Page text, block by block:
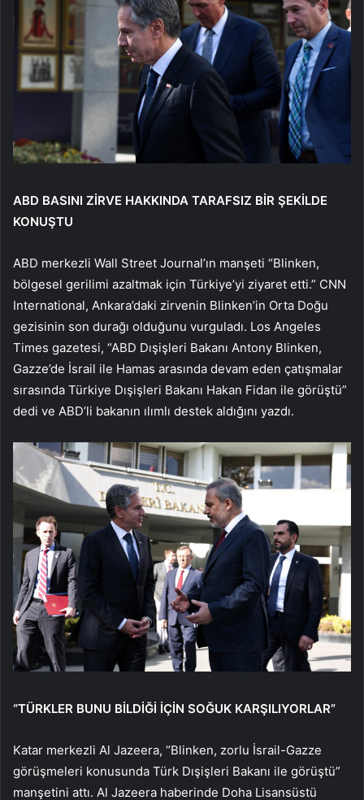
ABD BASINI ZİRVE HAKKINDA TARAFSIZ BİR ŞEKİLDE
KONUŞTU
ABD merkezli Wall Street Journal’ın manşeti “Blinken,
bölgesel gerilimi azaltmak için Türkiye’yi ziyaret etti.” CNN
International, Ankara’daki zirvenin Blinken’in Orta Doğu
gezisinin son durağı olduğunu vurguladı. Los Angeles
Times gazetesi, “ABD Dışişleri Bakanı Antony Blinken,
Gazze’de İsrail ile Hamas arasında devam eden çatışmalar
sırasında Türkiye Dışişleri Bakanı Hakan Fidan ile görüştü”
dedi ve ABD’li bakanın ılımlı destek aldığını yazdı.
“TÜRKLER BUNU BİLDİĞİ İÇİN SOĞUK KARŞILIYORLAR”
Katar merkezli Al Jazeera, “Blinken, zorlu İsrail-Gazze
görüşmeleri konusunda Türk Dışişleri Bakanı ile görüştü”
manşetini attı. Al Jazeera haberinde Doha Lisansüstü